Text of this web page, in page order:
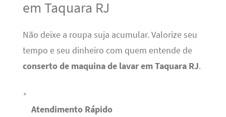
em Taquara RJ
Não deixe a roupa suja acumular. Valorize seu
tempo e seu dinheiro com quem entende de
conserto de maquina de lavar em Taquara RJ.
Atendimento Rápido